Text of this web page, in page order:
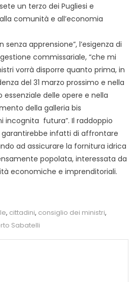
un terzo dei Pugliesi e
comunità e all’economia
senza apprensione”, l’esigenza di
commissariale, “che mi
vorrà disporre quanto prima, in
del 31 marzo prossimo e nella
essenziale delle opere e nella
della galleria bis
incognita futura”. Il raddoppio
infatti di affrontare
ad assicurare la fornitura idrica
popolata, interessata da
economiche e imprenditoriali.
, cittadini, consiglio dei ministri,
Sabatelli